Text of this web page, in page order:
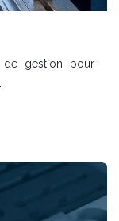
de gestion pour